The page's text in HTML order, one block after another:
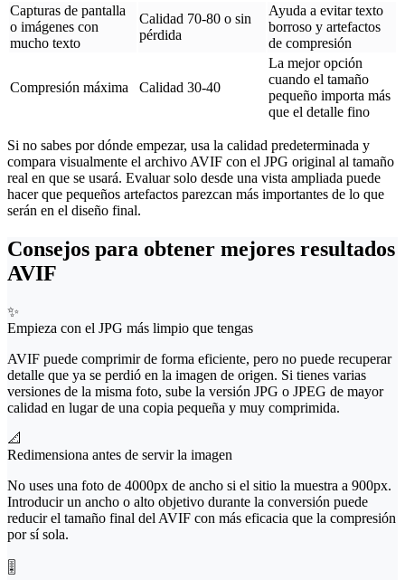
Capturas de pantalla
o imágenes con
mucho texto
Calidad 70-80 o sin
pérdida
Ayuda a evitar texto
borroso y artefactos
de compresión
Compresión máxima Calidad 30-40
La mejor opción
cuando el tamaño
pequeño importa más
que el detalle fino
Si no sabes por dónde empezar, usa la calidad predeterminada y
compara visualmente el archivo AVIF con el JPG original al tamaño
real en que se usará. Evaluar solo desde una vista ampliada puede
hacer que pequeños artefactos parezcan más importantes de lo que
serán en el diseño final.
Consejos para obtener mejores resultados
AVIF
✨
Empieza con el JPG más limpio que tengas
AVIF puede comprimir de forma eficiente, pero no puede recuperar
detalle que ya se perdió en la imagen de origen. Si tienes varias
versiones de la misma foto, sube la versión JPG o JPEG de mayor
calidad en lugar de una copia pequeña y muy comprimida.
📐
Redimensiona antes de servir la imagen
No uses una foto de 4000px de ancho si el sitio la muestra a 900px.
Introducir un ancho o alto objetivo durante la conversión puede
reducir el tamaño final del AVIF con más eficacia que la compresión
por sí sola.
🎚️